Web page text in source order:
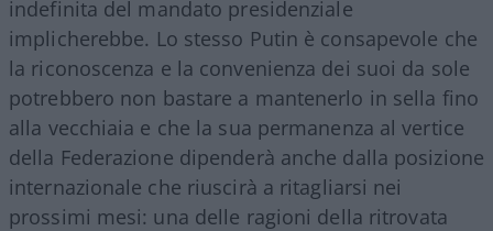
indefinita del mandato presidenziale
implicherebbe. Lo stesso Putin è consapevole che
la riconoscenza e la convenienza dei suoi da sole
potrebbero non bastare a mantenerlo in sella fino
alla vecchiaia e che la sua permanenza al vertice
della Federazione dipenderà anche dalla posizione
internazionale che riuscirà a ritagliarsi nei
prossimi mesi: una delle ragioni della ritrovata